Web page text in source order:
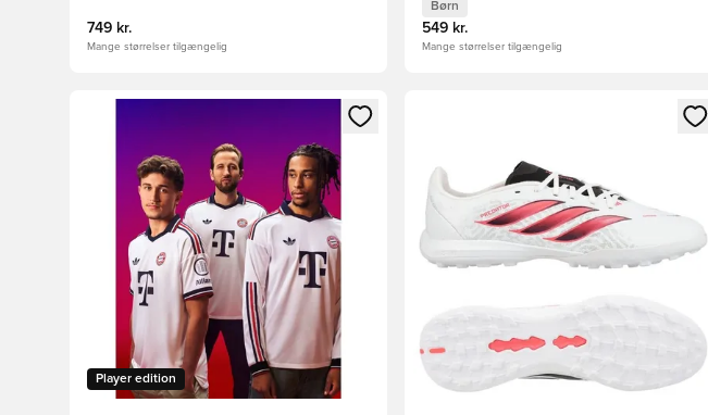
749 kr.
Mange størrelser tilgængelig
Børn
549 kr.
Mange størrelser tilgængelig
Åbner en Modal til at logge ind eller tilmelde dig som medlem
Player edition
Åbner en Modal til at logge ind eller